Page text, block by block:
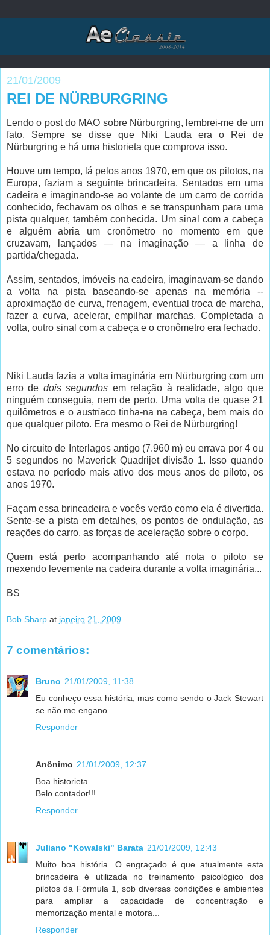
21/01/2009
REI DE NÜRBURGRING
Lendo o post do MAO sobre Nürburgring, lembrei-me de um
fato. Sempre se disse que Niki Lauda era o Rei de
Nürburgring e há uma historieta que comprova isso.
Houve um tempo, lá pelos anos 1970, em que os pilotos, na
Europa, faziam a seguinte brincadeira. Sentados em uma
cadeira e imaginando-se ao volante de um carro de corrida
conhecido, fechavam os olhos e se transpunham para uma
pista qualquer, também conhecida. Um sinal com a cabeça
e alguém abria um cronômetro no momento em que
cruzavam, lançados — na imaginação — a linha de
partida/chegada.
Assim, sentados, imóveis na cadeira, imaginavam-se dando
a volta na pista baseando-se apenas na memória --
aproximação de curva, frenagem, eventual troca de marcha,
fazer a curva, acelerar, empilhar marchas. Completada a
volta, outro sinal com a cabeça e o cronômetro era fechado.
Niki Lauda fazia a volta imaginária em Nürburgring com um
erro de dois segundos em relação à realidade, algo que
ninguém conseguia, nem de perto. Uma volta de quase 21
quilômetros e o austríaco tinha-na na cabeça, bem mais do
que qualquer piloto. Era mesmo o Rei de Nürburgring!
No circuito de Interlagos antigo (7.960 m) eu errava por 4 ou
5 segundos no Maverick Quadrijet divisão 1. Isso quando
estava no período mais ativo dos meus anos de piloto, os
anos 1970.
Façam essa brincadeira e vocês verão como ela é divertida.
Sente-se a pista em detalhes, os pontos de ondulação, as
reações do carro, as forças de aceleração sobre o corpo.
Quem está perto acompanhando até nota o piloto se
mexendo levemente na cadeira durante a volta imaginária...
BS
Bob Sharp at janeiro 21, 2009
7 comentários:
Bruno 21/01/2009, 11:38
Eu conheço essa história, mas como sendo o Jack Stewart
se não me engano.
Responder
Anônimo 21/01/2009, 12:37
Boa historieta.
Belo contador!!!
Responder
Juliano "Kowalski" Barata 21/01/2009, 12:43
Muito boa história. O engraçado é que atualmente esta
brincadeira é utilizada no treinamento psicológico dos
pilotos da Fórmula 1, sob diversas condições e ambientes
para ampliar a capacidade de concentração e
memorização mental e motora...
Responder